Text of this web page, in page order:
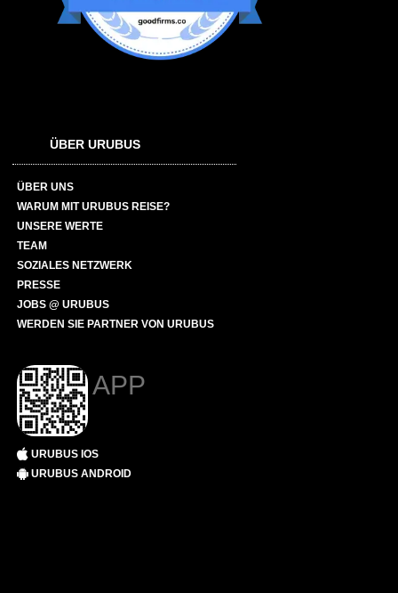
ÜBER URUBUS
ÜBER UNS
WARUM MIT URUBUS REISE?
UNSERE WERTE
TEAM
SOZIALES NETZWERK
PRESSE
JOBS @ URUBUS
WERDEN SIE PARTNER VON URUBUS
APP
URUBUS IOS
URUBUS ANDROID